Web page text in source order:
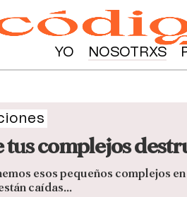
YO NOSOTRXS
tus complejos
esos pequeños complejos
caídas...